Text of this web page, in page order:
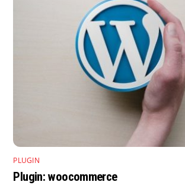
PLUGIN
Plugin: woocommerce